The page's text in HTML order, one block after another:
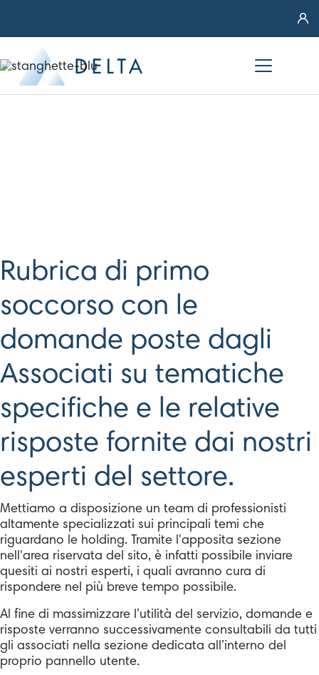
Rubrica di primo
soccorso con le
domande poste dagli
Associati su tematiche
specifiche e le relative
risposte fornite dai nostri
esperti del settore.
Mettiamo a disposizione un team di professionisti
altamente specializzati sui principali temi che
riguardano le holding. Tramite l'apposita sezione
nell'area riservata del sito, è infatti possibile inviare
quesiti ai nostri esperti, i quali avranno cura di
rispondere nel più breve tempo possibile.
Al fine di massimizzare l’utilità del servizio, domande e
risposte verranno successivamente consultabili da tutti
gli associati nella sezione dedicata all’interno del
proprio pannello utente.